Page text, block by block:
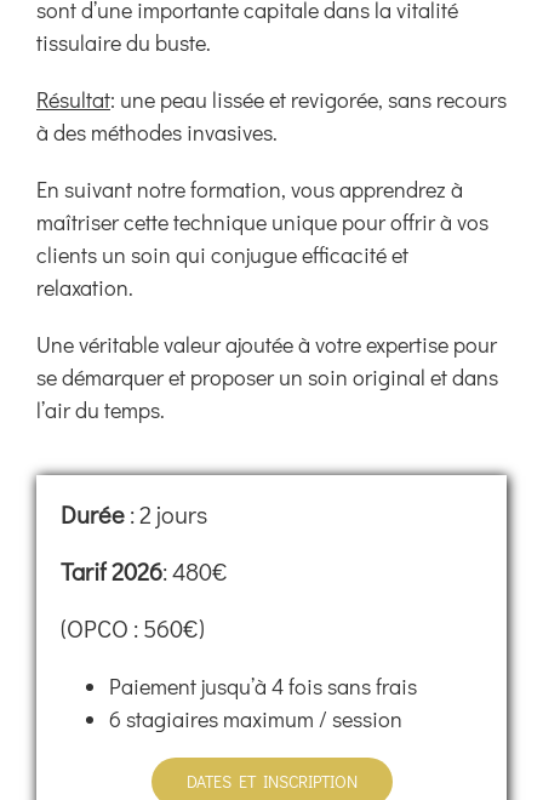
sont d’une importante capitale dans la vitalité
tissulaire du buste.
Résultat: une peau lissée et revigorée, sans recours
à des méthodes invasives.
En suivant notre formation, vous apprendrez à
maîtriser cette technique unique pour offrir à vos
clients un soin qui conjugue efficacité et
relaxation.
Une véritable valeur ajoutée à votre expertise pour
se démarquer et proposer un soin original et dans
l’air du temps.
Durée: 2 jours
Tarif 2026: 480€
(OPCO : 560€)
Paiement jusqu’à 4 fois sans frais
6 stagiaires maximum / session
DATES ET INSCRIPTION